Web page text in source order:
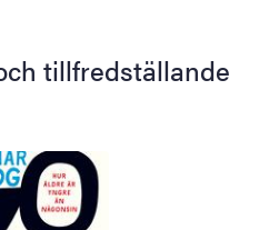
tillfredställande